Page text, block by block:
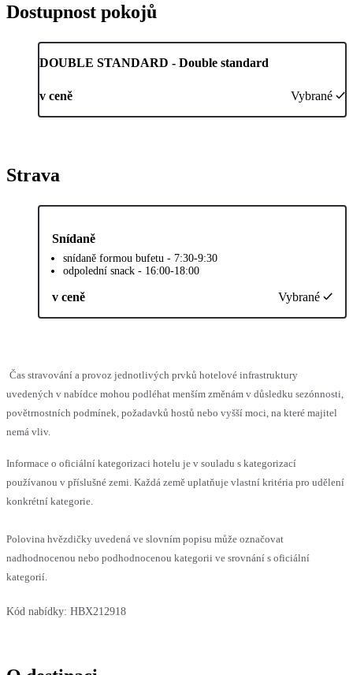
Dostupnost pokojů
DOUBLE STANDARD - Double standard
v ceně Vybrané
Strava
Snídaně
snídaně formou bufetu - 7:30-9:30
odpolední snack - 16:00-18:00
v ceně Vybrané
Čas stravování a provoz jednotlivých prvků hotelové infrastruktury
uvedených v nabídce mohou podléhat menším změnám v důsledku sezónnosti,
povětrnostních podmínek, požadavků hostů nebo vyšší moci, na které majitel
nemá vliv.
Informace o oficiální kategorizaci hotelu je v souladu s kategorizací
používanou v příslušné zemi. Každá země uplatňuje vlastní kritéria pro udělení
konkrétní kategorie.
Polovina hvězdičky uvedená ve slovním popisu může označovat
nadhodnocenou nebo podhodnocenou kategorii ve srovnání s oficiální
kategorií.
Kód nabídky: HBX212918